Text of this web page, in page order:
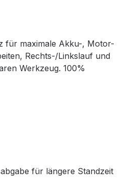
für maximale Akku-, Motor-
Rechts-/Linkslauf und
Werkzeug. 100%
für längere Standzeit